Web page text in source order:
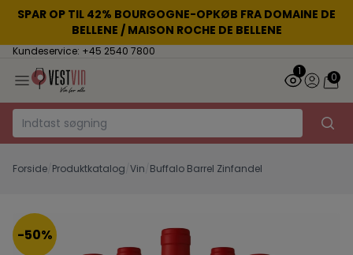
SPAR OP TIL 42% BOURGOGNE-OPKØB FRA DOMAINE DE
BELLENE / MAISON ROCHE DE BELLENE
Kundeservice: +45 2540 7800
1
0
Forside Produktkatalog Vin Buffalo Barrel Zinfandel
-50%